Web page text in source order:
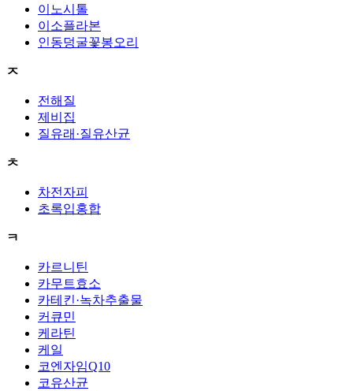
이노시톨
이소플라본
인동덩굴꽃봉오리
ㅈ
전해질
제비집
질유래·질유산균
ㅊ
차전자피
초록입홍합
ㅋ
카르니틴
카무트효소
카테킨·녹차추출물
커큐민
케라틴
케일
코엔자임Q10
코유산균